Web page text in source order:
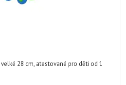
28 cm, atestované pro děti od 1